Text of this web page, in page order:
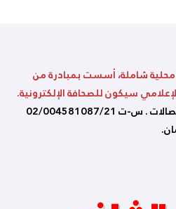
شاملة، أسست بمبادرة من
سيكون للصحافة الإلكترونية.
تصدر عن – وكالة الصحافة والإتصالات . س-ت 02/004581087/21